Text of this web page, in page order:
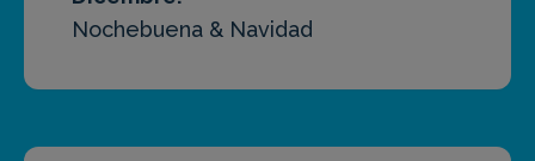
Nochebuena & Navidad